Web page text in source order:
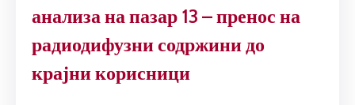
анализа на пазар 13 – пренос на
радиодифузни содржини до
крајни корисници